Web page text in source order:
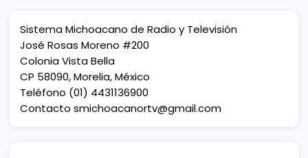
Sistema Michoacano de Radio y Televisión
José Rosas Moreno #200
Colonia Vista Bella
CP 58090, Morelia, México
Teléfono (01) 4431136900
Contacto smichoacanortv@gmail.com